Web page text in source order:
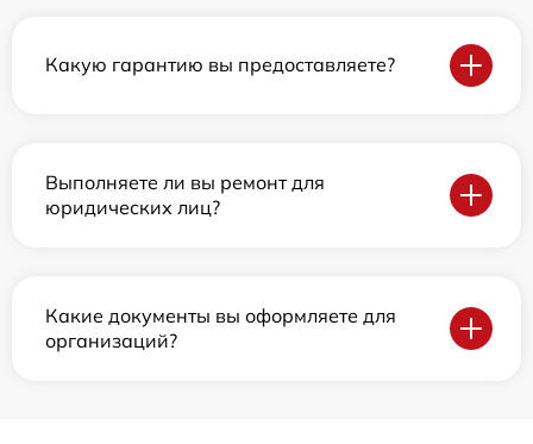
Какую гарантию вы предоставляете?
Выполняете ли вы ремонт для
юридических лиц?
Какие документы вы оформляете для
организаций?